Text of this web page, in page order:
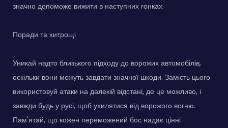
значно допоможе вижити в наступних гонках.
Поради та хитрощі
Уникай надто близького підходу до ворожих автомобілів,
оскільки вони можуть завдати значної шкоди. Замість цього
використовуй атаки на далекій відстані, де це можливо, і
завжди будь у русі, щоб ухилятися від ворожого вогню.
Пам'ятай, що кожен переможений бос надає цінні